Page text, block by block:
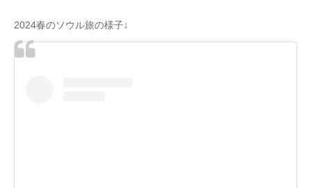
2024春のソウル旅の様子↓